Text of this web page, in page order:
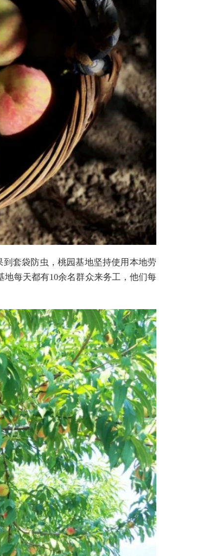
套袋防虫，桃园基地坚持使用本地劳
每天都有10余名群众来务工，他们每